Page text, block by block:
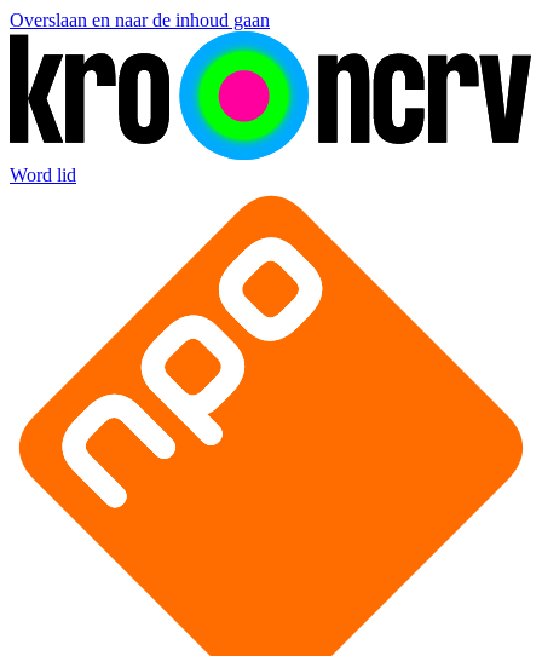
Overslaan en naar de inhoud gaan
Word lid